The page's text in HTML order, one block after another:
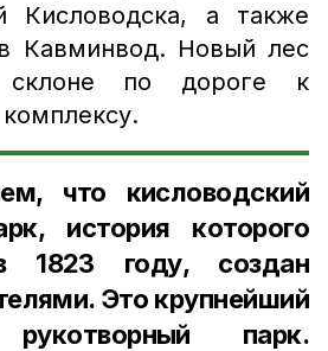
Кисловодска, а также
Кавминвод. Новый лес
склоне по дороге к
что кисловодский
история которого
1823 году, создан
Это крупнейший
парк.